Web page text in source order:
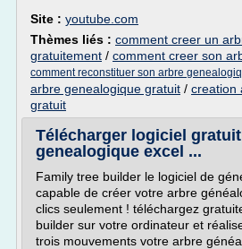
Site : youtube.com
Thèmes liés : comment creer un
gratuitement / comment creer son
comment reconstituer son arbre
arbre genealogique gratuit / creation
gratuit
Télécharger logiciel
genealogique excel ...
Family tree builder le logiciel de
capable de créer votre arbre
clics seulement ! téléchargez
builder sur votre ordinateur et
trois mouvements votre arbre